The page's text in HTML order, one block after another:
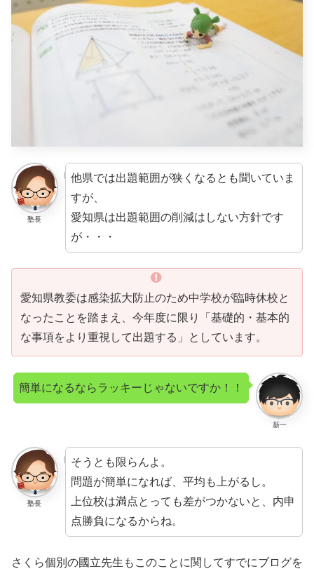
塾長
他県では出題範囲が狭くなるとも聞いていま
すが、
愛知県は出題範囲の削減はしない方針です
が・・・
愛知県教委は感染拡大防止のため中学校が臨時休校と
なったことを踏まえ、今年度に限り「基礎的・基本的
な事項をより重視して出題する」としています。
新一
簡単になるならラッキーじゃないですか！！
塾長
そうとも限らんよ。
問題が簡単になれば、平均も上がるし。
上位校は満点とっても差がつかないと、内申
点勝負になるからね。
さくら個別の國立先生もこのことに関してすでにブログを